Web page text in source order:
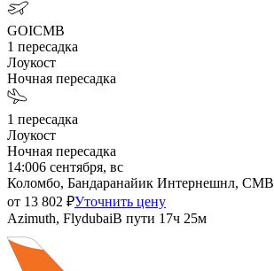
GOICMB
1 пересадка
Лоукост
Ночная пересадка
1 пересадка
Лоукост
Ночная пересадка
14:006 сентября, вс
Коломбо, Бандаранайик Интернешнл, CMB
от 13 802 ₽Уточнить цену
Azimuth, FlydubaiВ пути 17ч 25м